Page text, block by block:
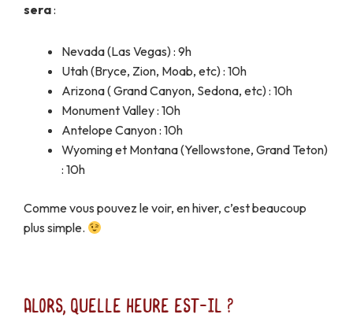
sera:
Nevada (Las Vegas) : 9h
Utah (Bryce, Zion, Moab, etc) : 10h
Arizona ( Grand Canyon, Sedona, etc) : 10h
Monument Valley : 10h
Antelope Canyon : 10h
Wyoming et Montana (Yellowstone, Grand Teton)
: 10h
Comme vous pouvez le voir, en hiver, c’est beaucoup
plus simple.
Alors, quelle heure est-il ?